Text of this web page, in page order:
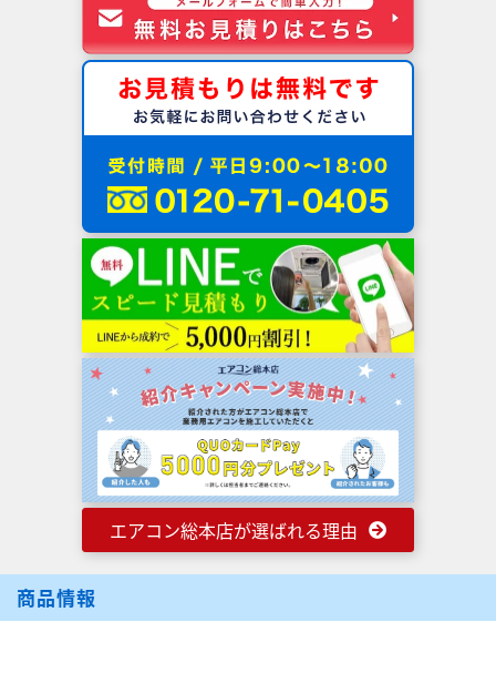
エアコン総本店が選ばれる理由
商品情報